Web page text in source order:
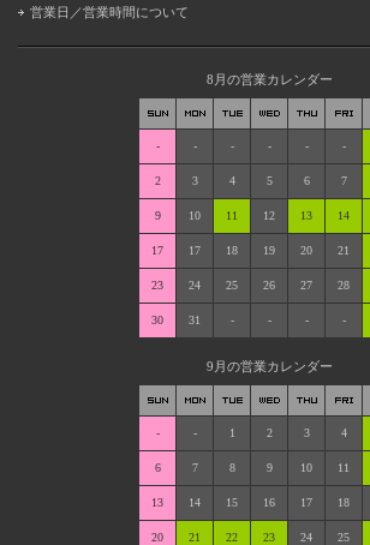
営業日／営業時間について
8月の営業カレンダー
- - - - - -
2 3 4 5 6 7
9 10 11 12 13 14
17 17 18 19 20 21
23 24 25 26 27 28
30 31 - - - -
9月の営業カレンダー
- - 1 2 3 4
6 7 8 9 10 11
13 14 15 16 17 18
20 21 22 23 24 25